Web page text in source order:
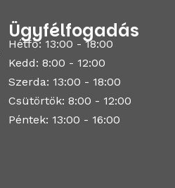
Ügyfélfogadás
Hétfő: 13:00 - 18:00
Kedd: 8:00 - 12:00
Szerda: 13:00 - 18:00
Csütörtök: 8:00 - 12:00
Péntek: 13:00 - 16:00